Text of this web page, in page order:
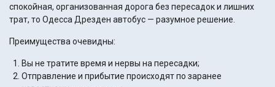
спокойная, организованная дорога без пересадок и лишних
трат, то Одесса Дрезден автобус — разумное решение.
Преимущества очевидны:
Вы не тратите время и нервы на пересадки;
Отправление и прибытие происходят по заранее